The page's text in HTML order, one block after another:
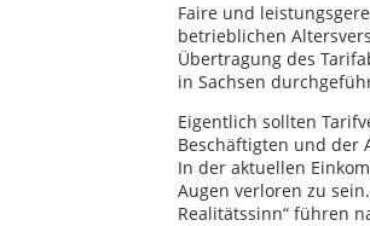
Faire und
betrieblichen
Übertragung des
in Sachsen
Eigentlich sollten
Beschäftigten und der
In der aktuellen
Augen verloren zu
Realitätssinn“ führen